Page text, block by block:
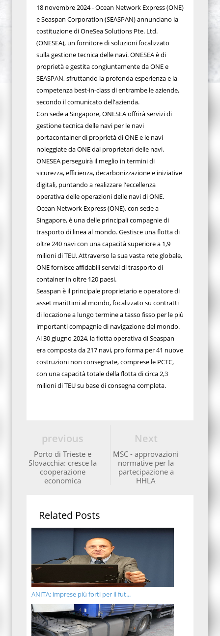
18 novembre 2024 - Ocean Network Express (ONE)
e Seaspan Corporation (SEASPAN) annunciano la
costituzione di OneSea Solutions Pte. Ltd.
(ONESEA), un fornitore di soluzioni focalizzato
sulla gestione tecnica delle navi. ONESEA è di
proprietà e gestita congiuntamente da ONE e
SEASPAN, sfruttando la profonda esperienza e la
competenza best-in-class di entrambe le aziende,
secondo il comunicato dell'azienda.
Con sede a Singapore, ONESEA offrirà servizi di
gestione tecnica delle navi per le navi
portacontainer di proprietà di ONE e le navi
noleggiate da ONE dai proprietari delle navi.
ONESEA perseguirà il meglio in termini di
sicurezza, efficienza, decarbonizzazione e iniziative
digitali, puntando a realizzare l'eccellenza
operativa delle operazioni delle navi di ONE.
Ocean Network Express (ONE), con sede a
Singapore, è una delle principali compagnie di
trasporto di linea al mondo. Gestisce una flotta di
oltre 240 navi con una capacità superiore a 1,9
milioni di TEU. Attraverso la sua vasta rete globale,
ONE fornisce affidabili servizi di trasporto di
container in oltre 120 paesi.
Seaspan è il principale proprietario e operatore di
asset marittimi al mondo, focalizzato su contratti
di locazione a lungo termine a tasso fisso per le più
importanti compagnie di navigazione del mondo.
Al 30 giugno 2024, la flotta operativa di Seaspan
era composta da 217 navi, pro forma per 41 nuove
costruzioni non consegnate, comprese le PCTC,
con una capacità totale della flotta di circa 2,3
milioni di TEU su base di consegna completa.
Next
MSC - approvazioni
normative per la
partecipazione a
HHLA
previous
Porto di Trieste e
Slovacchia: cresce la
cooperazione
economica
Related Posts
ANITA: imprese più forti per il fut...